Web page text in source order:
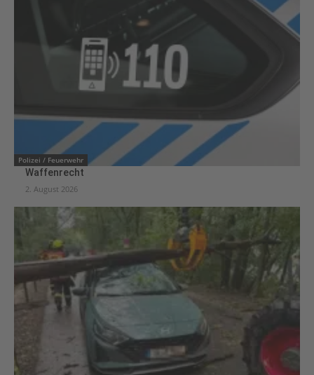
Polizei / Feuerwehr
Waffenrecht
2. August 2026